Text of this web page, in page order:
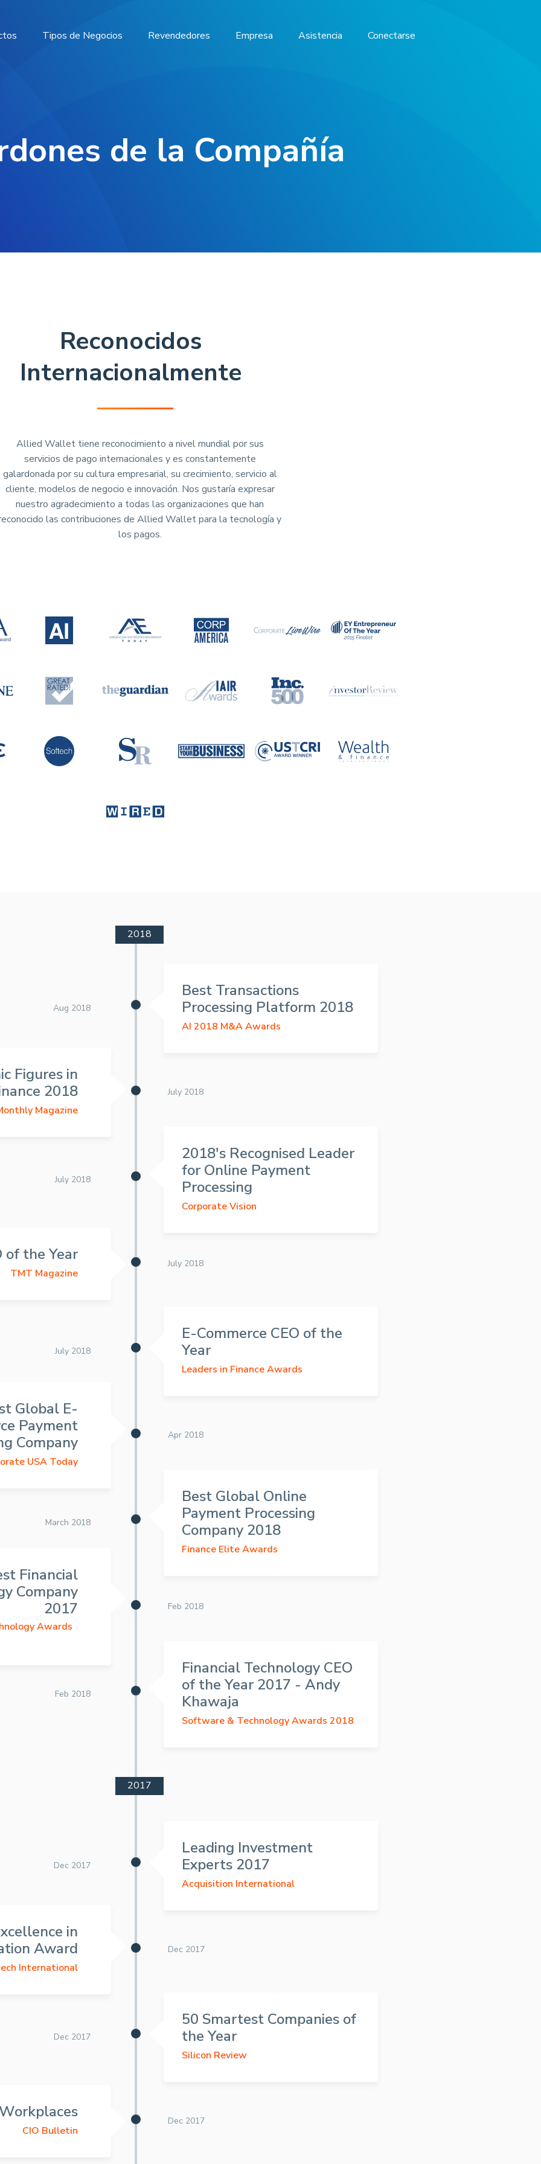
Tipos de Negocios Revendedores Empresa Asistencia Conectarse
de la Compañía
Reconocidos
Internacionalmente
Allied Wallet tiene reconocimiento a nivel mundial por sus
servicios de pago internacionales y es constantemente
galardonada por su cultura empresarial, su crecimiento, servicio al
cliente, modelos de negocio e innovación. Nos gustaría expresar
nuestro agradecimiento a todas las organizaciones que han
las contribuciones de Allied Wallet para la tecnología y
los pagos.
2018
Aug 2018
Best Transactions
Processing Platform 2018
AI 2018 M&A Awards
July 2018
Figures in
2018
Magazine
July 2018
2018's Recognised Leader
for Online Payment
Processing
Corporate Vision
July 2018
of the Year
TMT Magazine
July 2018
E-Commerce CEO of the
Year
Leaders in Finance Awards
Apr 2018
Global E-
Payment
Company
USA Today
March 2018
Best Global Online
Payment Processing
Company 2018
Finance Elite Awards
Feb 2018
Financial
Company
2017
Awards
Feb 2018
Financial Technology CEO
of the Year 2017 - Andy
Khawaja
Software & Technology Awards 2018
2017
Dec 2017
Leading Investment
Experts 2017
Acquisition International
Dec 2017
in
Award
International
Dec 2017
50 Smartest Companies of
the Year
Silicon Review
Dec 2017
CIO Bulletin